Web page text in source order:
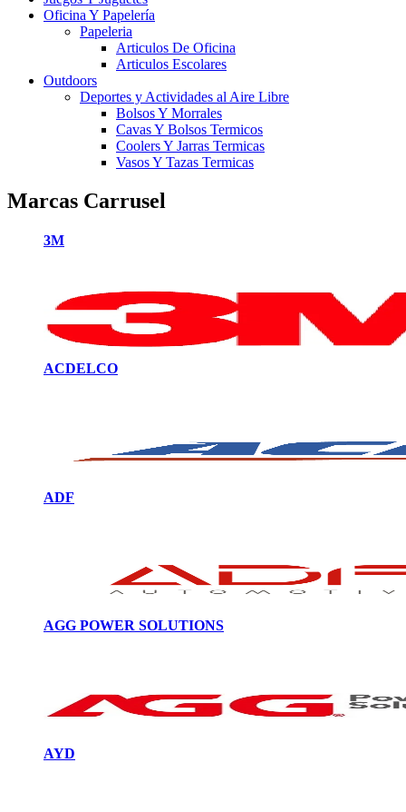
Oficina Y Papelería
Papeleria
Articulos De Oficina
Articulos Escolares
Outdoors
Deportes y Actividades al Aire Libre
Bolsos Y Morrales
Cavas Y Bolsos Termicos
Coolers Y Jarras Termicas
Vasos Y Tazas Termicas
Marcas Carrusel
3M
ACDELCO
ADF
AGG POWER SOLUTIONS
AYD